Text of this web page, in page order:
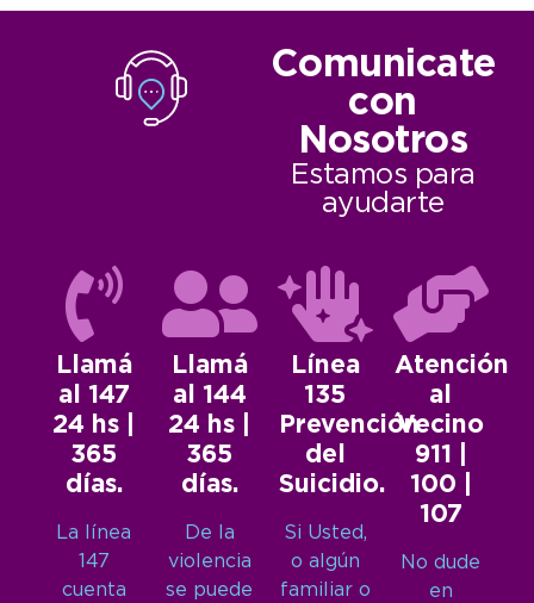
Comunicate
con
Nosotros
Estamos para
ayudarte
Llamá
al 147
24 hs |
365
días.
La línea
147
cuenta
Llamá
al 144
24 hs |
365
días.
De la
violencia
se puede
Línea
135
Prevención
del
Suicidio.
Si Usted,
o algún
familiar o
Atención
al
Vecino
911 |
100 |
107
No dude
en